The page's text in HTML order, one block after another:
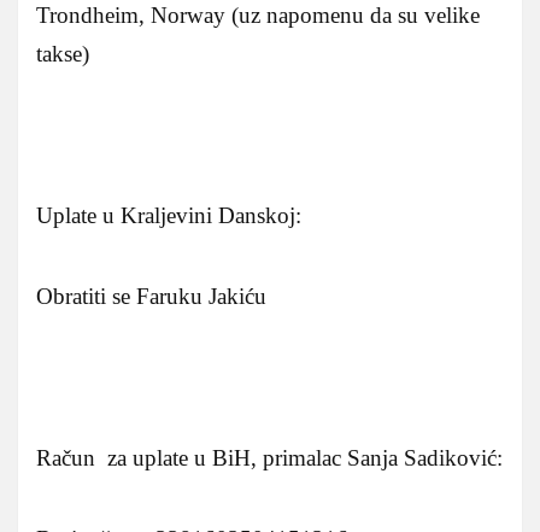
Trondheim, Norway (uz napomenu da su velike
takse)
Uplate u Kraljevini Danskoj:
Obratiti se Faruku Jakiću
Račun za uplate u BiH, primalac Sanja Sadiković: